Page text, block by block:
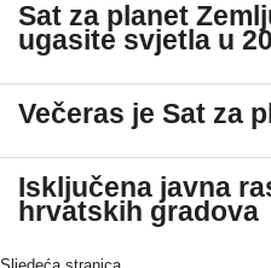
Sat za planet
ugasite svjetla u
Večeras je Sat za
Isključena javna
hrvatskih gradova